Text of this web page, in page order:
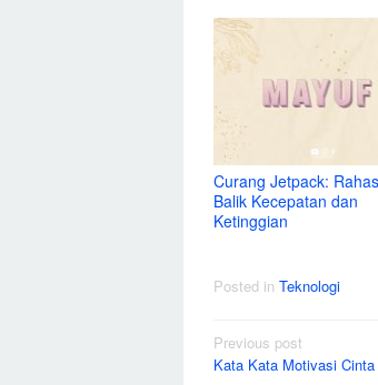
Curang Jetpack:
Balik Kecepatan dan
Ketinggian
Posted in Teknologi
Post
Previous post
Kata Kata Motivasi Cinta